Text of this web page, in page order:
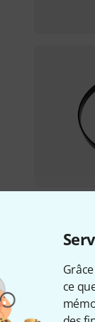
ce